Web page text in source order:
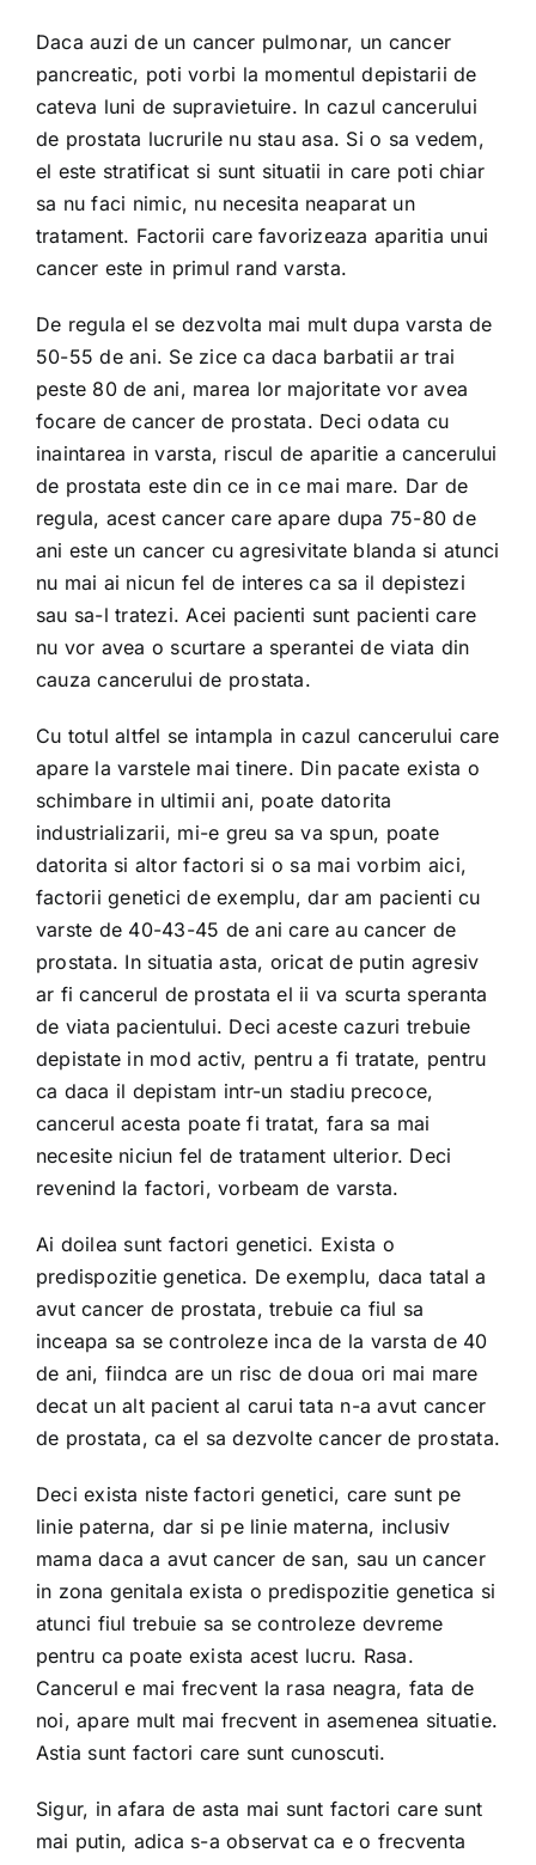
Daca auzi de un cancer pulmonar, un cancer
pancreatic, poti vorbi la momentul depistarii de
cateva luni de supravietuire. In cazul cancerului
de prostata lucrurile nu stau asa. Si o sa vedem,
el este stratificat si sunt situatii in care poti chiar
sa nu faci nimic, nu necesita neaparat un
tratament. Factorii care favorizeaza aparitia unui
cancer este in primul rand varsta.
De regula el se dezvolta mai mult dupa varsta de
50-55 de ani. Se zice ca daca barbatii ar trai
peste 80 de ani, marea lor majoritate vor avea
focare de cancer de prostata. Deci odata cu
inaintarea in varsta, riscul de aparitie a cancerului
de prostata este din ce in ce mai mare. Dar de
regula, acest cancer care apare dupa 75-80 de
ani este un cancer cu agresivitate blanda si atunci
nu mai ai nicun fel de interes ca sa il depistezi
sau sa-l tratezi. Acei pacienti sunt pacienti care
nu vor avea o scurtare a sperantei de viata din
cauza cancerului de prostata.
Cu totul altfel se intampla in cazul cancerului care
apare la varstele mai tinere. Din pacate exista o
schimbare in ultimii ani, poate datorita
industrializarii, mi-e greu sa va spun, poate
datorita si altor factori si o sa mai vorbim aici,
factorii genetici de exemplu, dar am pacienti cu
varste de 40-43-45 de ani care au cancer de
prostata. In situatia asta, oricat de putin agresiv
ar fi cancerul de prostata el ii va scurta speranta
de viata pacientului. Deci aceste cazuri trebuie
depistate in mod activ, pentru a fi tratate, pentru
ca daca il depistam intr-un stadiu precoce,
cancerul acesta poate fi tratat, fara sa mai
necesite niciun fel de tratament ulterior. Deci
revenind la factori, vorbeam de varsta.
Ai doilea sunt factori genetici. Exista o
predispozitie genetica. De exemplu, daca tatal a
avut cancer de prostata, trebuie ca fiul sa
inceapa sa se controleze inca de la varsta de 40
de ani, fiindca are un risc de doua ori mai mare
decat un alt pacient al carui tata n-a avut cancer
de prostata, ca el sa dezvolte cancer de prostata.
Deci exista niste factori genetici, care sunt pe
linie paterna, dar si pe linie materna, inclusiv
mama daca a avut cancer de san, sau un cancer
in zona genitala exista o predispozitie genetica si
atunci fiul trebuie sa se controleze devreme
pentru ca poate exista acest lucru. Rasa.
Cancerul e mai frecvent la rasa neagra, fata de
noi, apare mult mai frecvent in asemenea situatie.
Astia sunt factori care sunt cunoscuti.
Sigur, in afara de asta mai sunt factori care sunt
mai putin, adica s-a observat ca e o frecventa